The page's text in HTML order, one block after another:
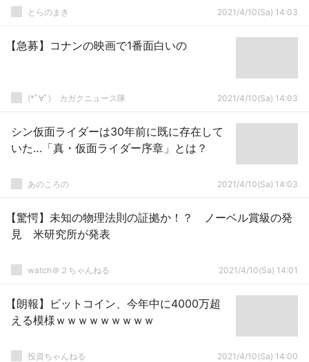
Update
とらのまき 2021/4/10(Sa) 14:03
【急募】コナンの映画で1番面白いの
(*ﾟ∀ﾟ)ゞカガクニュース隊 2021/4/10(Sa) 14:03
シン仮面ライダーは30年前に既に存在して
いた…「真・仮面ライダー序章」とは？
あのころの 2021/4/10(Sa) 14:03
【驚愕】未知の物理法則の証拠か！？ ノーベル賞級の発
見 米研究所が発表
watch＠２ちゃんねる 2021/4/10(Sa) 14:01
【朗報】ビットコイン、今年中に4000万超
える模様ｗｗｗｗｗｗｗｗｗ
投資ちゃんねる 2021/4/10(Sa) 14:00